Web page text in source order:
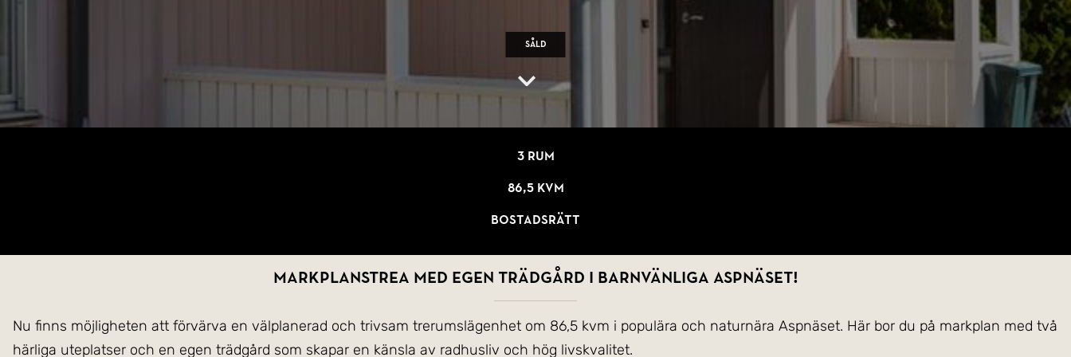
Såld
3 rum
86,5 kvm
Bostadsrätt
Markplanstrea med egen trädgård i barnvänliga Aspnäset!
Nu finns möjligheten att förvärva en välplanerad och trivsam trerumslägenhet om 86,5 kvm i populära och naturnära Aspnäset. Här bor du på markplan med två
härliga uteplatser och en egen trädgård som skapar en känsla av radhusliv och hög livskvalitet.